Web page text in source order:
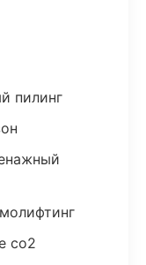
пилинг
co2